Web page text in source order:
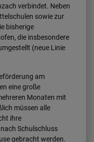
verbindet. Neben
sowie zur
bisherige
die insbesondere
(neue Linie
am
eine große
Monaten mit
müssen alle
ihre
Schulschluss
gebracht werden.